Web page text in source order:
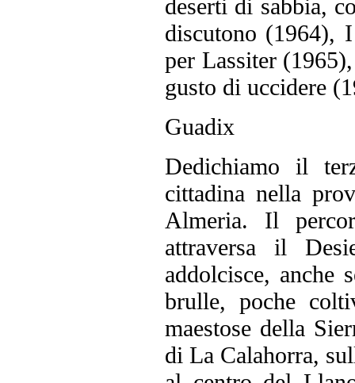
deserti di sabbia,
discutono (1964),
per Lassiter
gusto di uccidere
Guadix
Dedichiamo il
cittadina nella
Almeria. Il
attraversa il
addolcisce, anche
brulle, poche
maestose della
di La Calahorra,